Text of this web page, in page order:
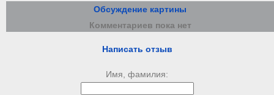
Обсуждение картины
Комментариев пока нет
Написать отзыв
Имя, фамилия: